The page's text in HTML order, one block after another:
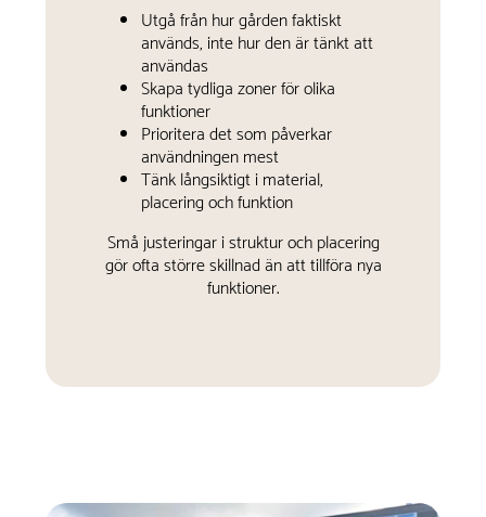
Utgå från hur gården faktiskt
används, inte hur den är tänkt att
användas
Skapa tydliga zoner för olika
funktioner
Prioritera det som påverkar
användningen mest
Tänk långsiktigt i material,
placering och funktion
Små justeringar i struktur och placering
gör ofta större skillnad än att tillföra nya
funktioner.